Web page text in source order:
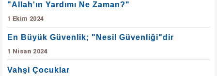
"Allah'ın Yardımı Ne Zaman?"
1 Ekim 2024
En Büyük Güvenlik; "Nesil Güvenliği"dir
1 Nisan 2024
Vahşi Çocuklar